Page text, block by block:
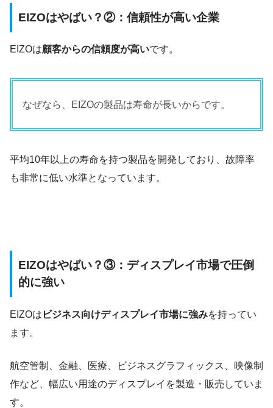
EIZOはやばい？②：信頼性が高い企業
EIZOは顧客からの信頼度が高いです。
なぜなら、EIZOの製品は寿命が長いからです。
平均10年以上の寿命を持つ製品を開発しており、故障率
も非常に低い水準となっています。
EIZOはやばい？③：ディスプレイ市場で圧倒
的に強い
EIZOは ビジネス向けディスプレイ市場に強みを持ってい
ます。
航空管制、金融、医療、ビジネスグラフィックス、映像制
作など、幅広い用途のディスプレイを製造・販売していま
す。